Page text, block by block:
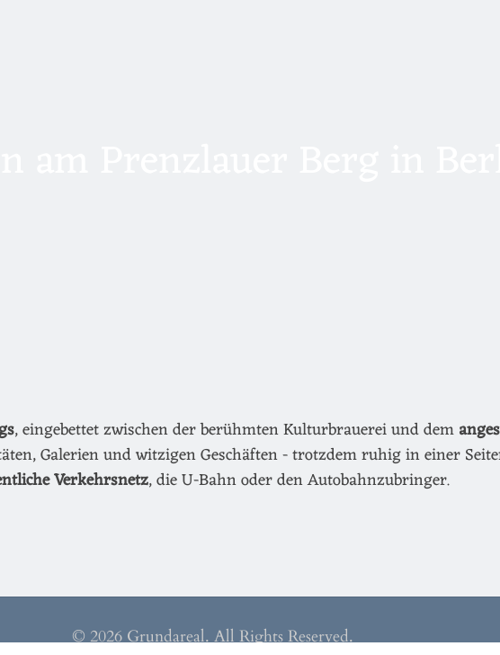
, eingebettet zwischen der berühmten Kulturbrauerei und dem
Galerien und witzigen Geschäften - trotzdem ruhig in einer
Verkehrsnetz, die U-Bahn oder den Autobahnzubringer.
© 2026 Grundareal. All Rights Reserved.